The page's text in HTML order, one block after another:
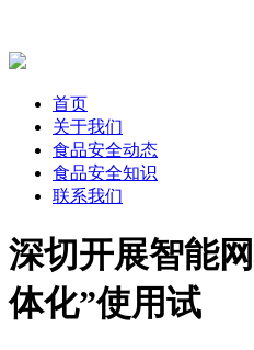
首页
关于我们
食品安全动态
食品安全知识
联系我们
深切开展智能
体化”使用试